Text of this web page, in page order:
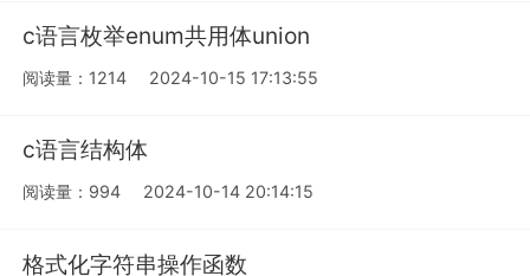
c语言枚举enum共用体union
阅读量：1214 2024-10-15 17:13:55
c语言结构体
阅读量：994 2024-10-14 20:14:15
格式化字符串操作函数